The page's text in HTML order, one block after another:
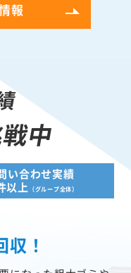
報
中
い合わせ実績
以上
（グループ全体）
！